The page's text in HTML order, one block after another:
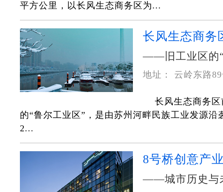
平方公里，以长风生态商务区为...
长风生态商务
——旧工业区的
地址： 云岭东路
长风生态商务
的“鲁尔工业区”，是由苏州河畔民族工业发源沿
2...
8号桥创意产
——城市历史与